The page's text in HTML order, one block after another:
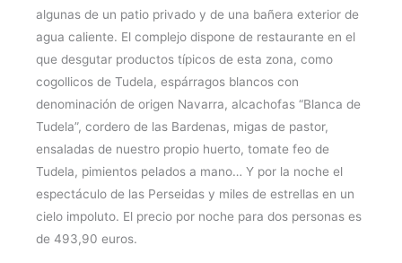
algunas de un patio privado y de una bañera exterior de
agua caliente. El complejo dispone de restaurante en el
que desgutar productos típicos de esta zona, como
cogollicos de Tudela, espárragos blancos con
denominación de origen Navarra, alcachofas “Blanca de
Tudela”, cordero de las Bardenas, migas de pastor,
ensaladas de nuestro propio huerto, tomate feo de
Tudela, pimientos pelados a mano… Y por la noche el
espectáculo de las Perseidas y miles de estrellas en un
cielo impoluto. El precio por noche para dos personas es
de 493,90 euros.